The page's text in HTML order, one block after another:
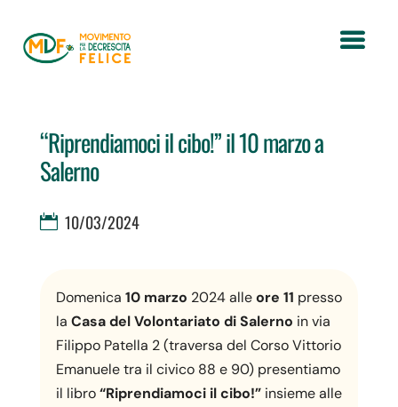
“Riprendiamoci il cibo!” il 10 marzo a
Salerno
10/03/2024
Domenica 10 marzo 2024 alleore 11 presso
la Casa del Volontariato di Salerno in via
Filippo Patella 2 (traversa del Corso Vittorio
Emanuele tra il civico 88 e 90) presentiamo
il libro“Riprendiamoci il cibo!”insieme alle